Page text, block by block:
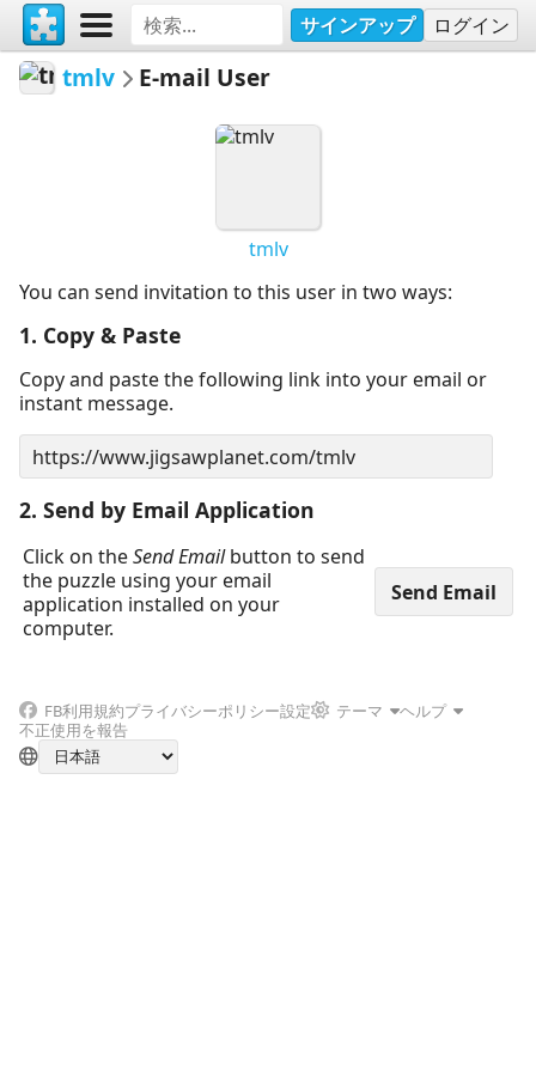
サインアップ ログイン
tmlv E-mail User
tmlv
You can send invitation to this user in two ways:
1. Copy & Paste
Copy and paste the following link into your email or
instant message.
2. Send by Email Application
Click on theSend Emailbutton to send
the puzzle using your email
application installed on your
computer.
FB利用規約プライバシーポリシー設定 テーマ
ヘルプ
不正使用を報告